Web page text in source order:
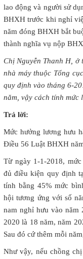
lao động và người sử
BHXH trước khi nghỉ
năm đóng BHXH bắt
thành nghĩa vụ nộp
Chị Nguyễn Thanh H,
nhà máy thuộc Tổng
quy định vào tháng 6-
năm, vậy cách tính mức
Trả lời:
Mức hưởng lương hưu
Điều 56 Luật BHXH
Từ ngày 1-1-2018,
đủ điều kiện quy định
tính bằng 45% mức
hội tương ứng với số
nam nghỉ hưu vào năm
2020 là 18 năm, năm
Sau đó cứ thêm mỗi
Như vậy, nếu chồng